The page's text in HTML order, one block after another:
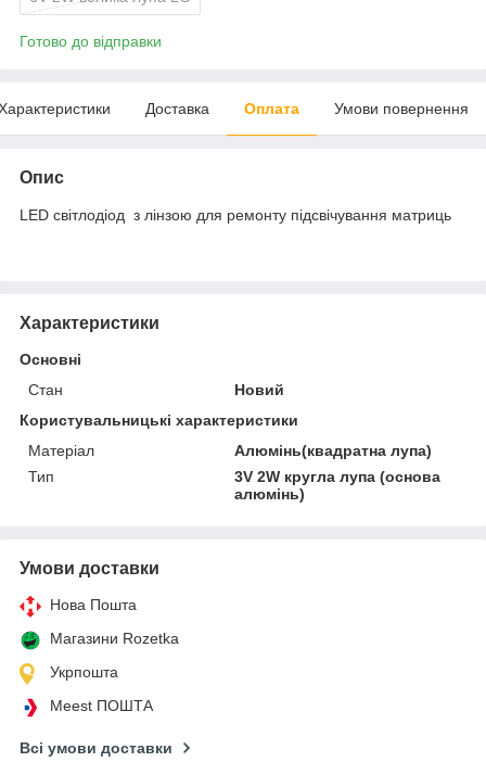
Готово до відправки
Доставка Оплата Умови повернення
Опис
LED світлодіод з лінзою для ремонту підсвічування матриць
Характеристики
Основні
Стан
Новий
Користувальницькі характеристики
Матеріал
Алюмінь(квадратна лупа)
Тип
3V 2W кругла лупа (основа
алюмінь)
Умови доставки
Нова Пошта
Магазини Rozetka
Укрпошта
Meest ПОШТА
Всі умови доставки